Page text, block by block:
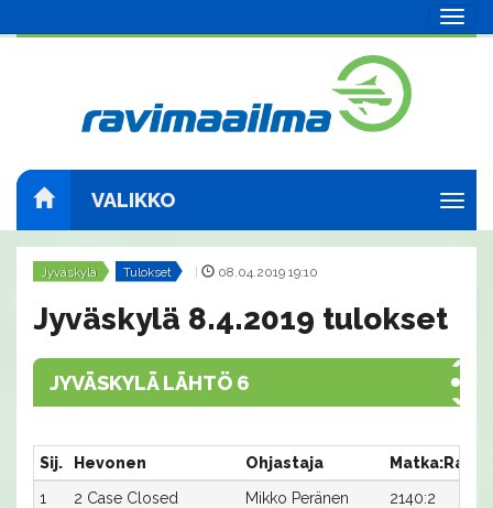
VALIKKO
Jyväskylä Tulokset 08.04.2019 19:10
Jyväskylä 8.4.2019 tulokset
JYVÄSKYLÄ LÄHTÖ 6
Sij. Hevonen Ohjastaja
Matka:Rata
1
2 Case Closed Mikko Peränen
2140:2